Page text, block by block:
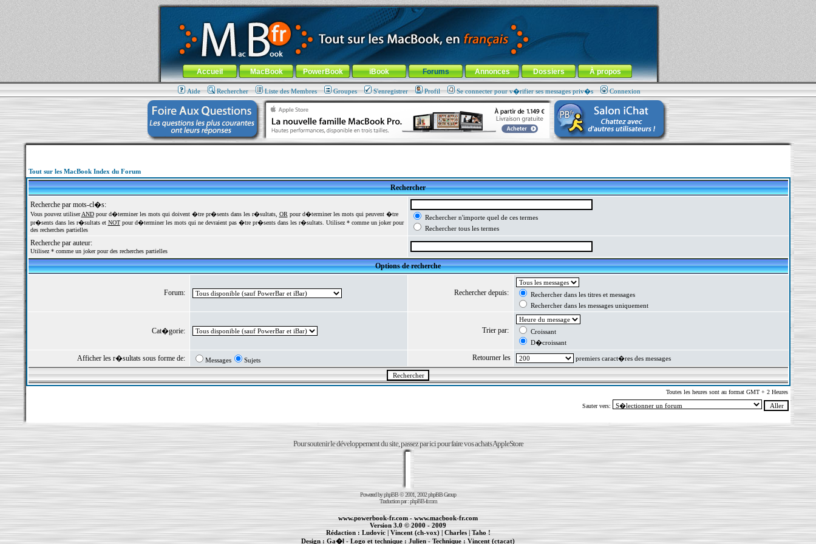
MacBook-fr.com : 100% Apple... 100% nomade !
Aller au contenu-Aller au menu général-Aller au menu de la rubrique
Menu général
Accueil MacBook PowerBook iBook Forums Annonces Dossiers À propos
Aide Rechercher Liste des Membres Groupes S'enregistrer Profil Se connecter pour v�rifier ses messages priv�s Connexion
Tout sur les MacBook Index du Forum
Rechercher
Recherche par mots-cl�s:
Vous pouvez utiliserANDpour d�terminer les mots qui doivent �tre pr�sents dans les r�sultats, OR pour d�terminer les mots qui peuvent �tre
pr�sents dans les r�sultats et NOTpour d�terminer les mots qui ne devraient pas �tre pr�sents dans les r�sultats. Utilisez * comme un joker pour
des recherches partielles
Rechercher n'importe quel de ces termes
Rechercher tous les termes
Recherche par auteur:
Utilisez * comme un joker pour des recherches partielles
Options de recherche
Forum: Rechercher depuis:
Rechercher dans les titres et messages
Rechercher dans les messages uniquement
Cat�gorie: Trier par:
Croissant
D�croissant
Afficher les r�sultats sous forme de: Messages Sujets Retourner les premiers caract�res des messages
Toutes les heures sont au format GMT + 2 Heures
Sauter vers:
Pour soutenir le développement du site, passez par ici pour faire vos achats AppleStore
Powered byphpBB© 2001, 2002 phpBB Group
Traduction par :phpBB-fr.com
www.powerbook-fr.com-www.macbook-fr.com
Version 3.0 © 2000 - 2009
Rédaction :Ludovic| Vincent (ch-vox)|Charles| Taho !
Design : Ga�l - Logo et technique : Julien - Technique :Vincent (ctacat)